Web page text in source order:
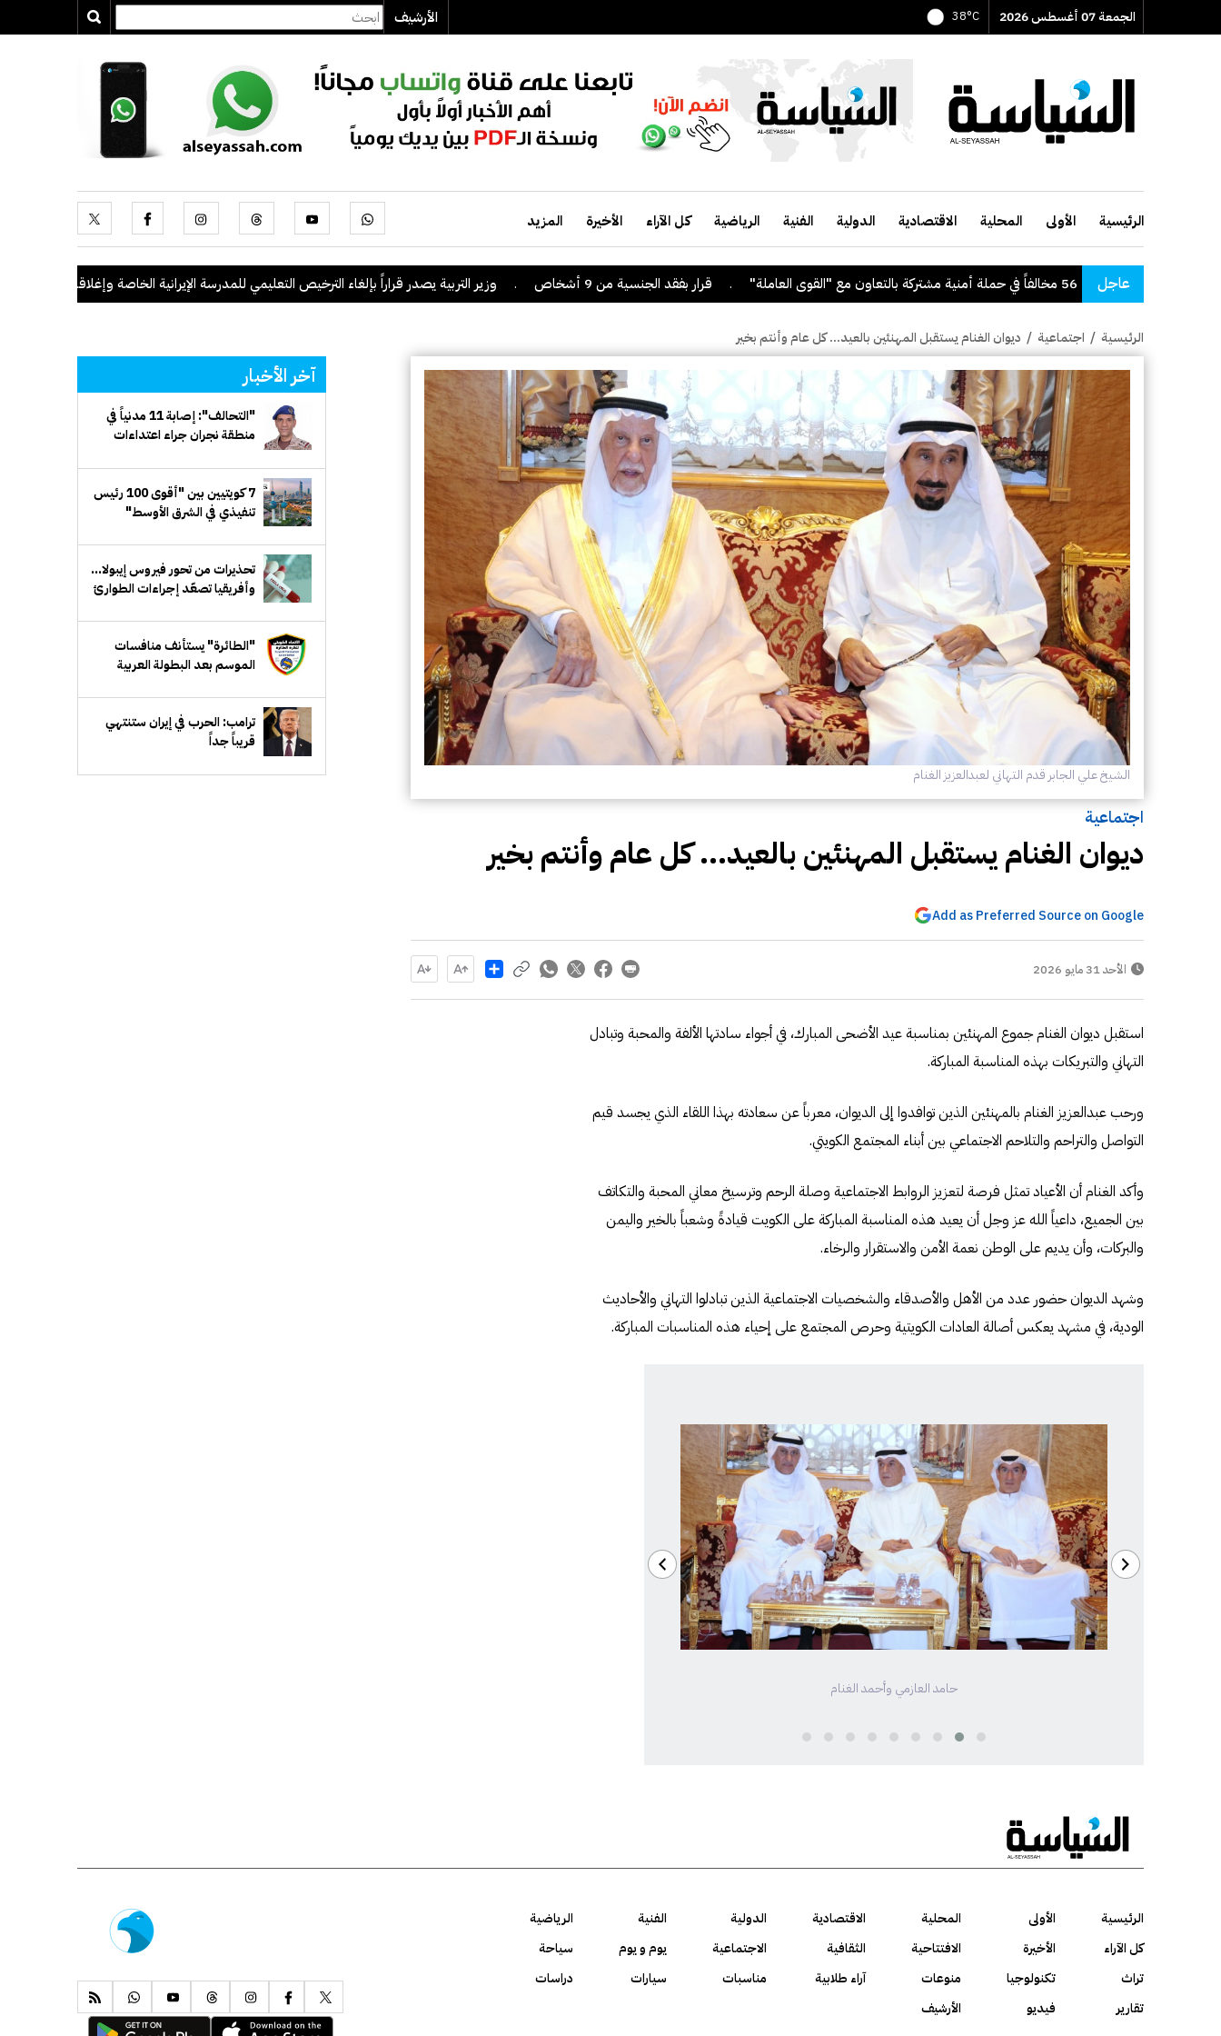
الجمعة 07 أغسطس 2026 38°C الأرشيف
الرئيسية الأولى المحلية الاقتصادية الدولية الفنية الرياضية كل الآراء الأخيرة المزيد
عاجل . قرار بفقد الجنسية من 9 أشخاص . وزير التربية يصدر قراراً بإلغاء الترخيص التعليمي للمدرسة الإيرانية الخاصة وإغلاقها "الداخلية": ضبط 56 مخالفاً في حملة أمنية مشتركة بالتعاون مع "القوى العاملة"
الرئيسية / اجتماعية / ديوان الغنام يستقبل المهنئين بالعيد... كل عام وأنتم بخير
الشيخ علي الجابر قدم التهاني لعبدالعزيز الغنام
اجتماعية
ديوان الغنام يستقبل المهنئين بالعيد... كل عام وأنتم بخير
Add as Preferred Source on Google
الأحد 31 مايو 2026 Share
استقبل ديوان الغنام جموع المهنئين بمناسبة عيد الأضحى المبارك، في أجواء سادتها الألفة والمحبة وتبادل
التهاني والتبريكات بهذه المناسبة المباركة.
ورحب عبدالعزيز الغنام بالمهنئين الذين توافدوا إلى الديوان، معرباً عن سعادته بهذا اللقاء الذي يجسد قيم
التواصل والتراحم والتلاحم الاجتماعي بين أبناء المجتمع الكويتي.
وأكد الغنام أن الأعياد تمثل فرصة لتعزيز الروابط الاجتماعية وصلة الرحم وترسيخ معاني المحبة والتكاتف
بين الجميع، داعياً الله عز وجل أن يعيد هذه المناسبة المباركة على الكويت قيادةً وشعباً بالخير واليمن
والبركات، وأن يديم على الوطن نعمة الأمن والاستقرار والرخاء.
وشهد الديوان حضور عدد من الأهل والأصدقاء والشخصيات الاجتماعية الذين تبادلوا التهاني والأحاديث
الودية، في مشهد يعكس أصالة العادات الكويتية وحرص المجتمع على إحياء هذه المناسبات المباركة.
حامد العازمي وأحمد الغنام
آخر الأخبار
"التحالف": إصابة 11 مدنياً في
منطقة نجران جراء اعتداءات
7 كويتيين بين "أقوى 100 رئيس
تنفيذي في الشرق الأوسط"
تحذيرات من تحور فيروس إيبولا...
وأفريقيا تصعّد إجراءات الطوارئ
"الطائرة" يستأنف منافسات
الموسم بعد البطولة العربية
ترامب: الحرب في إيران ستنتهي
قريباً جداً
الرئيسية الأولى المحلية الاقتصادية الدولية الفنية
الرياضية
كل الآراء
الأخيرة الافتتاحية الثقافية الاجتماعية يوم و يوم
سياحة
تراث
تكنولوجيا منوعات آراء طلابية مناسبات سيارات
دراسات
تقارير
فيديو الأرشيف